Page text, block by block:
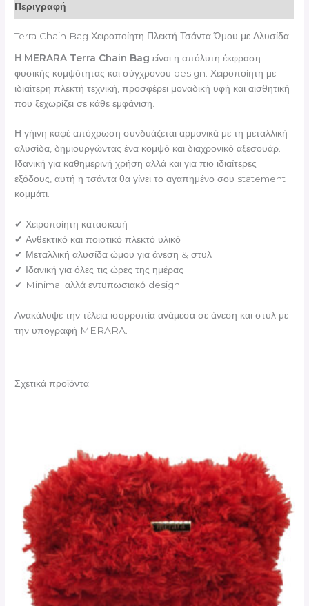
Περιγραφή
Terra Chain Bag Χειροποίητη Πλεκτή Τσάντα Ώμου με Αλυσίδα
Η MERARA Terra Chain Bag είναι η απόλυτη έκφραση
φυσικής κομψότητας και σύγχρονου design. Χειροποίητη με
ιδιαίτερη πλεκτή τεχνική, προσφέρει μοναδική υφή και αισθητική
που ξεχωρίζει σε κάθε εμφάνιση.
Η γήινη καφέ απόχρωση συνδυάζεται αρμονικά με τη μεταλλική
αλυσίδα, δημιουργώντας ένα κομψό και διαχρονικό αξεσουάρ.
Ιδανική για καθημερινή χρήση αλλά και για πιο ιδιαίτερες
εξόδους, αυτή η τσάντα θα γίνει το αγαπημένο σου statement
κομμάτι.
✔ Χειροποίητη κατασκευή
✔ Ανθεκτικό και ποιοτικό πλεκτό υλικό
✔ Μεταλλική αλυσίδα ώμου για άνεση & στυλ
✔ Ιδανική για όλες τις ώρες της ημέρας
✔ Minimal αλλά εντυπωσιακό design
Ανακάλυψε την τέλεια ισορροπία ανάμεσα σε άνεση και στυλ με
την υπογραφή MERARA.
Σχετικά προϊόντα